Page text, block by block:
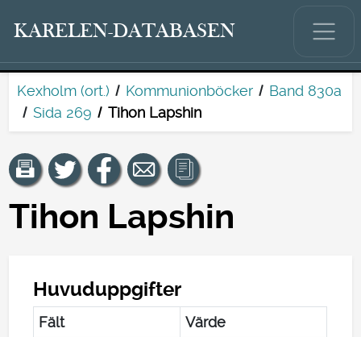
KARELEN-DATABASEN
Kexholm (ort.) Kommunionböcker
Band 830a
Sida 269
Tihon Lapshin
Tihon Lapshin
Huvuduppgifter
Fält
Värde